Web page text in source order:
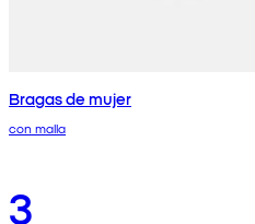
Bragas de mujer
con malla
3